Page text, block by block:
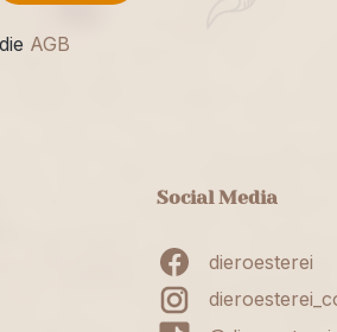
AGB
Social Media
dieroesterei